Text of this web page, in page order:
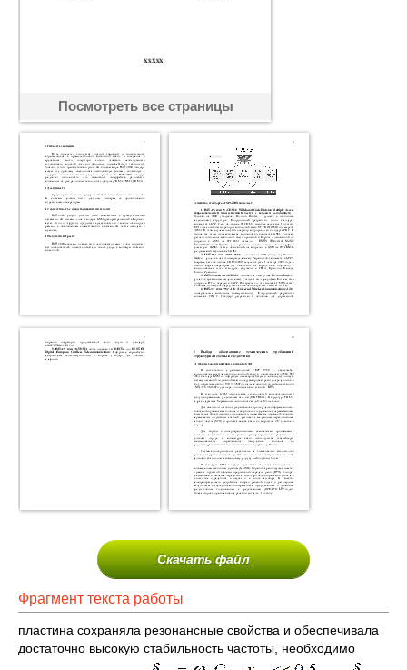
Посмотреть все страницы
Скачать файл
Фрагмент текста работы
пластина сохраняла резонансные свойства и обеспечивала
достаточно высокую стабильность частоты, необходимо